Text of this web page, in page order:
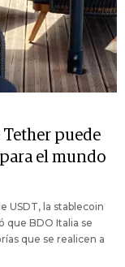
Tether puede
el mundo
USDT, la stablecoin
que BDO Italia se
que se realicen a